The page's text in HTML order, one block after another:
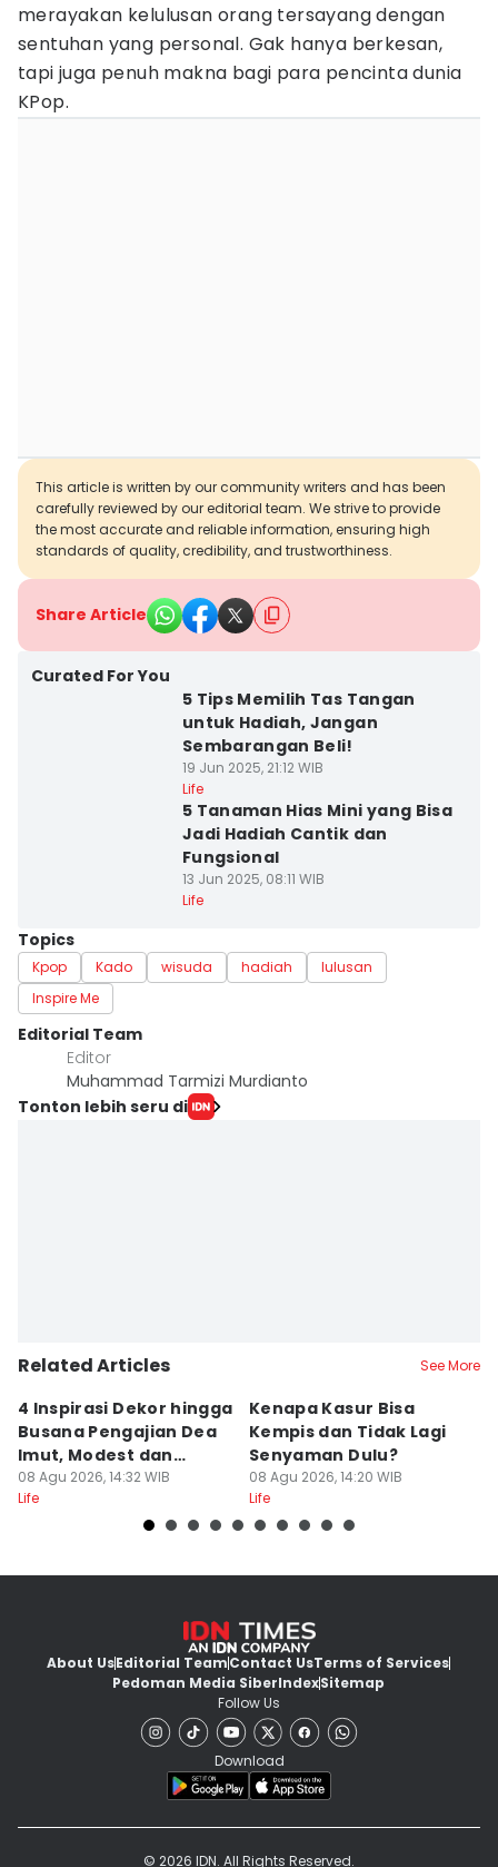
merayakan kelulusan orang tersayang dengan
sentuhan yang personal. Gak hanya berkesan,
tapi juga penuh makna bagi para pencinta dunia
KPop.
This article is written by our community writers and has been
carefully reviewed by our editorial team. We strive to provide
the most accurate and reliable information, ensuring high
standards of quality, credibility, and trustworthiness.
Share Article
Curated For You
5 Tips Memilih Tas Tangan
untuk Hadiah, Jangan
Sembarangan Beli!
19 Jun 2025, 21:12 WIB
Life
5 Tanaman Hias Mini yang Bisa
Jadi Hadiah Cantik dan
Fungsional
13 Jun 2025, 08:11 WIB
Life
Topics
Kpop Kado wisuda hadiah
lulusan
Inspire Me
Editorial Team
Editor
Muhammad Tarmizi Murdianto
Tonton lebih seru di
Related Articles See More
4 Inspirasi Dekor hingga
Busana Pengajian Dea
Imut, Modest dan
Anggun!
08 Agu 2026, 14:32 WIB
Life
Kenapa Kasur Bisa
Kempis dan Tidak Lagi
Senyaman Dulu?
08 Agu 2026, 14:20 WIB
Life
About UsEditorial TeamContact UsTerms of Services
Pedoman Media SiberIndexSitemap
Follow Us
Download
© 2026 IDN. All Rights Reserved.